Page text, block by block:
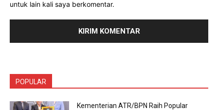
untuk lain kali saya berkomentar.
POPULAR
Kementerian ATR/BPN Raih Popular